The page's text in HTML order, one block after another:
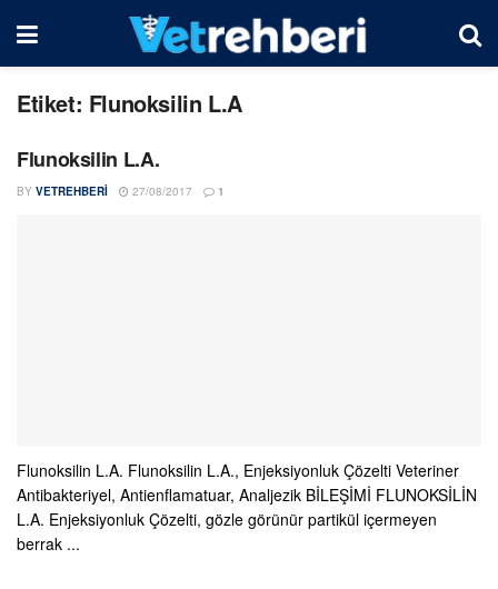
Etiket: Flunoksilin L.A
Flunoksilin L.A.
BY VETREHBERI 27/08/2017 1
Flunoksilin L.A. Flunoksilin L.A., Enjeksiyonluk Çözelti Veteriner
Antibakteriyel, Antienflamatuar, Analjezik BİLEŞİMİ FLUNOKSİLİN
L.A. Enjeksiyonluk Çözelti, gözle görünür partikül içermeyen
berrak ...